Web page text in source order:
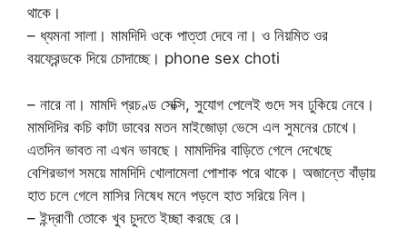
থাকে।
– ধ্যমনা সালা। মামদিদি ওকে পাত্তা দেবে না। ও নিয়মিত ওর
বয়ফ্রেন্ডকে দিয়ে চোদাচ্ছে। phone sex choti
– নারে না। মামদি প্রচণ্ড সেক্সি, সুযোগ পেলেই গুদে সব ঢুকিয়ে নেবে।
মামদিদির কচি কাটা ডাবের মতন মাইজোড়া ভেসে এল সুমনের চোখে।
এতদিন ভাবত না এখন ভাবছে। মামদিদির বাড়িতে গেলে দেখেছে
বেশিরভাগ সময়ে মামদিদি খোলামেলা পোশাক পরে থাকে। অজান্তে বাঁড়ায়
হাত চলে গেলে মাসির নিষেধ মনে পড়লে হাত সরিয়ে নিল।
– ইন্দ্রাণী তোকে খুব চুদতে ইচ্ছা করছে রে।